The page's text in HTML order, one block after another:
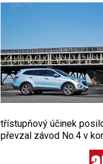
třístupňový účinek
převzal závod No.4 v